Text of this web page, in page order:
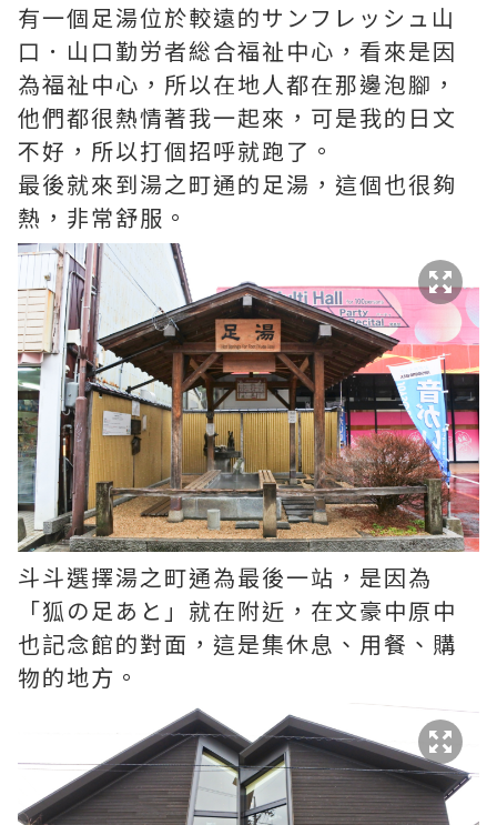
有一個足湯位於較遠的サンフレッシュ山
口．山口勤労者総合福祉中心，看來是因
為福祉中心，所以在地人都在那邊泡腳，
他們都很熱情著我一起來，可是我的日文
不好，所以打個招呼就跑了。
最後就來到湯之町通的足湯，這個也很夠
熱，非常舒服。
斗斗選擇湯之町通為最後一站，是因為
「狐の足あと」就在附近，在文豪中原中
也記念館的對面，這是集休息、用餐、購
物的地方。